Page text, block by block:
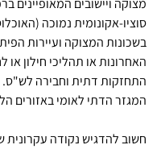
מצוקה ויישובים המאופיינים
סוציו-אקונומית נמוכה
בשכונות המצוקה ועיירות
האחרונות או תהליכי חילון או
התחזקות דתית וחבירה לש"ס.
המגזר הדתי לאומי באזורים
חשוב להדגיש נקודה עקרונית